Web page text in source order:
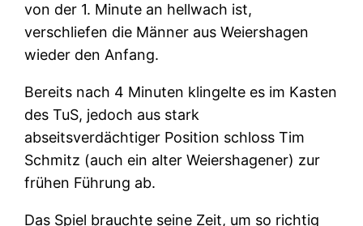
von der 1. Minute an hellwach ist,
verschliefen die Männer aus Weiershagen
wieder den Anfang.
Bereits nach 4 Minuten klingelte es im Kasten
des TuS, jedoch aus stark
abseitsverdächtiger Position schloss Tim
Schmitz (auch ein alter Weiershagener) zur
frühen Führung ab.
Das Spiel brauchte seine Zeit, um so richtig